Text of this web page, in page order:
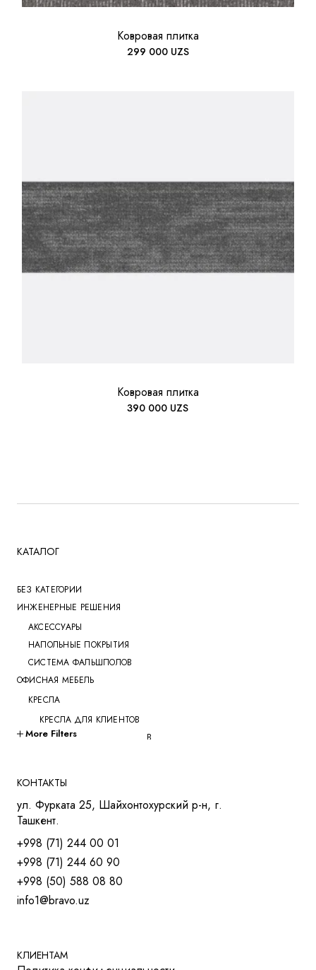
Ковровая плитка
299 000 UZS
Ковровая плитка
390 000 UZS
КАТАЛОГ
БЕЗ КАТЕГОРИИ
ИНЖЕНЕРНЫЕ РЕШЕНИЯ
АКСЕССУАРЫ
НАПОЛЬНЫЕ ПОКРЫТИЯ
СИСТЕМА ФАЛЬШПОЛОВ
ОФИСНАЯ МЕБЕЛЬ
КРЕСЛА
КРЕСЛА ДЛЯ КЛИЕНТОВ
КРЕСЛА ДЛЯ ПЕРЕГОВОРОВ
КРЕСЛА ДЛЯ ТРЕНИНГОВ
МЯГКАЯ МЕБЕЛЬ
СТОЛЫ
СТОЛ ДЛЯ РУКОВОДИТЕЛЯ
СТОЛЫ OPEN-SPACE
СТОЛЫ ДЛЯ МЕНЕДЖЕРОВ
СТОЛЫ ДЛЯ ПЕРЕГОВОРОВ
ШКАФЫ И ТУМБЫ
More Filters
КОНТАКТЫ
ул. Фурката 25, Шайхонтохурский р-н, г.
Ташкент.
+998 (71) 244 00 01
+998 (71) 244 60 90
+998 (50) 588 08 80
info1@bravo.uz
КЛИЕНТАМ